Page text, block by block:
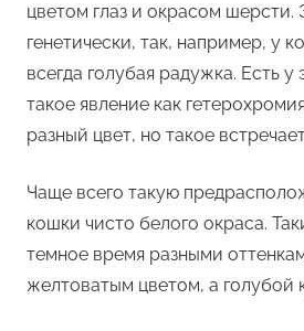
цветом глаз и окрасом шерсти.
генетически, так, например, у
всегда голубая радужка. Есть
такое явление как
разный цвет, но такое
Чаще всего такую
кошки чисто белого окраса.
темное время разными
желтоватым цветом, а голубой